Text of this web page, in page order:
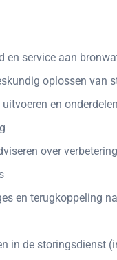
en service aan
oplossen van
en
over
en terugkoppeling
in de storingsdienst